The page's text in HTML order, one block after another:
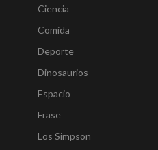
Ciencia
Comida
Deporte
Dinosaurios
Espacio
Frase
Los Simpson